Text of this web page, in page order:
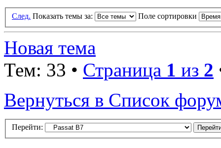
След. Показать темы за: Поле сортировки
Новая тема
Тем: 33 • Страница 1 из 2
Вернуться в Список
Перейти: